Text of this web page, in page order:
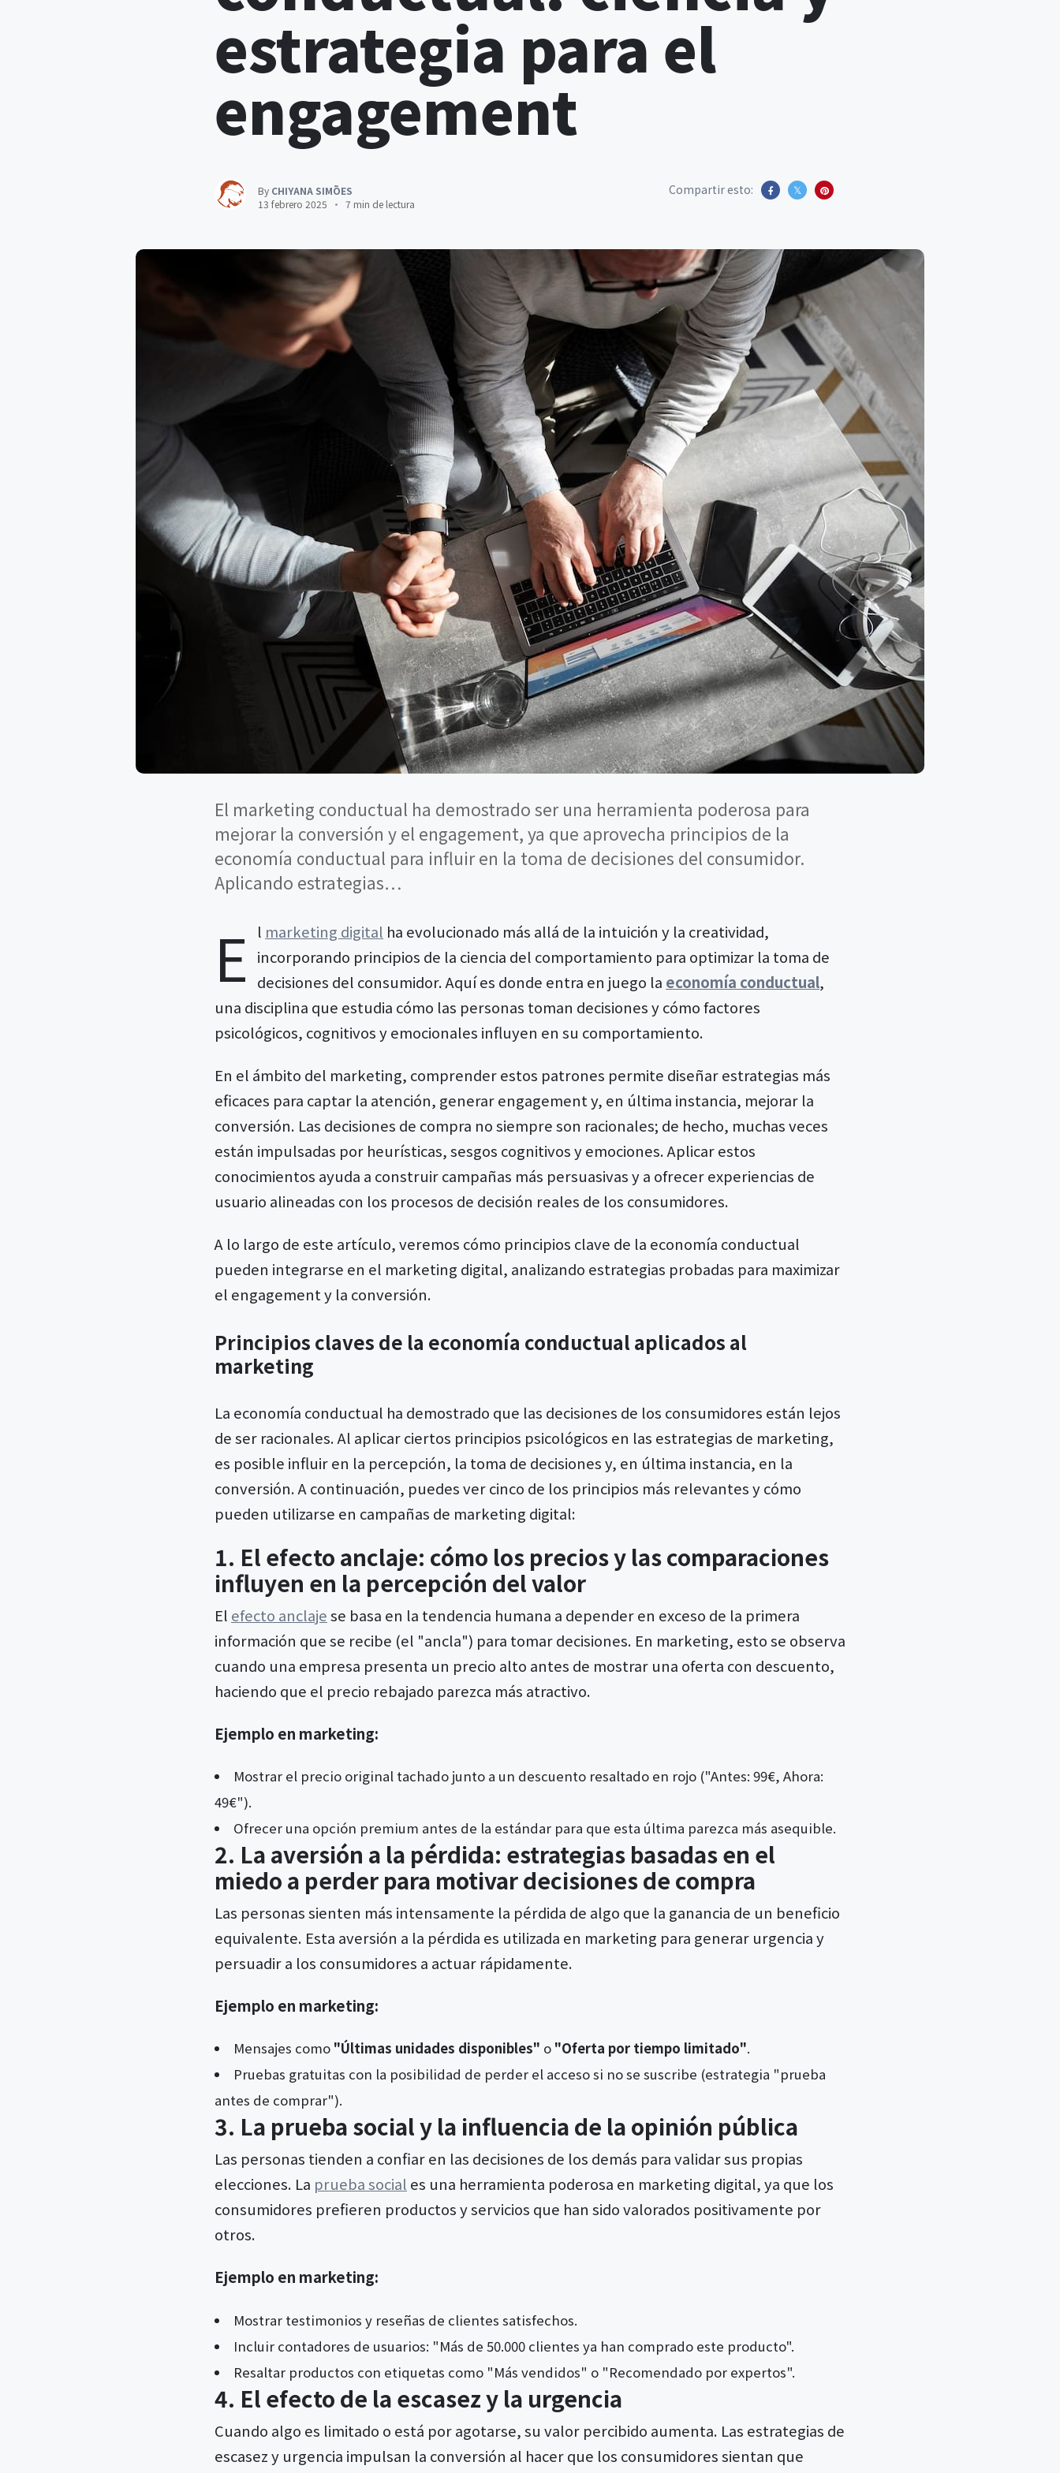
estrategia para el
engagement
By CHIYANA SIMÕES
13 febrero 2025
7 min de lectura
Compartir esto:
El marketing conductual ha demostrado ser una herramienta poderosa para
mejorar la conversión y el engagement, ya que aprovecha principios de la
economía conductual para influir en la toma de decisiones del consumidor.
Aplicando estrategias…
E l marketing digital ha evolucionado más allá de la intuición y la creatividad,
incorporando principios de la ciencia del comportamiento para optimizar la toma de
decisiones del consumidor. Aquí es donde entra en juego la economía conductual,
una disciplina que estudia cómo las personas toman decisiones y cómo factores
psicológicos, cognitivos y emocionales influyen en su comportamiento.
En el ámbito del marketing, comprender estos patrones permite diseñar estrategias más
eficaces para captar la atención, generar engagement y, en última instancia, mejorar la
conversión. Las decisiones de compra no siempre son racionales; de hecho, muchas veces
están impulsadas por heurísticas, sesgos cognitivos y emociones. Aplicar estos
conocimientos ayuda a construir campañas más persuasivas y a ofrecer experiencias de
usuario alineadas con los procesos de decisión reales de los consumidores.
A lo largo de este artículo, veremos cómo principios clave de la economía conductual
pueden integrarse en el marketing digital, analizando estrategias probadas para maximizar
el engagement y la conversión.
Principios claves de la economía conductual aplicados al
marketing
La economía conductual ha demostrado que las decisiones de los consumidores están lejos
de ser racionales. Al aplicar ciertos principios psicológicos en las estrategias de marketing,
es posible influir en la percepción, la toma de decisiones y, en última instancia, en la
conversión. A continuación, puedes ver cinco de los principios más relevantes y cómo
pueden utilizarse en campañas de marketing digital:
1. El efecto anclaje: cómo los precios y las comparaciones
influyen en la percepción del valor
El efecto anclajese basa en la tendencia humana a depender en exceso de la primera
información que se recibe (el "ancla") para tomar decisiones. En marketing, esto se observa
cuando una empresa presenta un precio alto antes de mostrar una oferta con descuento,
haciendo que el precio rebajado parezca más atractivo.
Ejemplo en marketing:
Mostrar el precio original tachado junto a un descuento resaltado en rojo ("Antes: 99€, Ahora:
49€").
Ofrecer una opción premium antes de la estándar para que esta última parezca más asequible.
2. La aversión a la pérdida: estrategias basadas en el
miedo a perder para motivar decisiones de compra
Las personas sienten más intensamente la pérdida de algo que la ganancia de un beneficio
equivalente. Esta aversión a la pérdida es utilizada en marketing para generar urgencia y
persuadir a los consumidores a actuar rápidamente.
Ejemplo en marketing:
Mensajes como "Últimas unidades disponibles" o "Oferta por tiempo limitado".
Pruebas gratuitas con la posibilidad de perder el acceso si no se suscribe (estrategia "prueba
antes de comprar").
3. La prueba social y la influencia de la opinión pública
Las personas tienden a confiar en las decisiones de los demás para validar sus propias
elecciones. La prueba social es una herramienta poderosa en marketing digital, ya que los
consumidores prefieren productos y servicios que han sido valorados positivamente por
otros.
Ejemplo en marketing:
Mostrar testimonios y reseñas de clientes satisfechos.
Incluir contadores de usuarios: "Más de 50.000 clientes ya han comprado este producto".
Resaltar productos con etiquetas como "Más vendidos" o "Recomendado por expertos".
4. El efecto de la escasez y la urgencia
Cuando algo es limitado o está por agotarse, su valor percibido aumenta. Las estrategias de
escasez y urgencia impulsan la conversión al hacer que los consumidores sientan que